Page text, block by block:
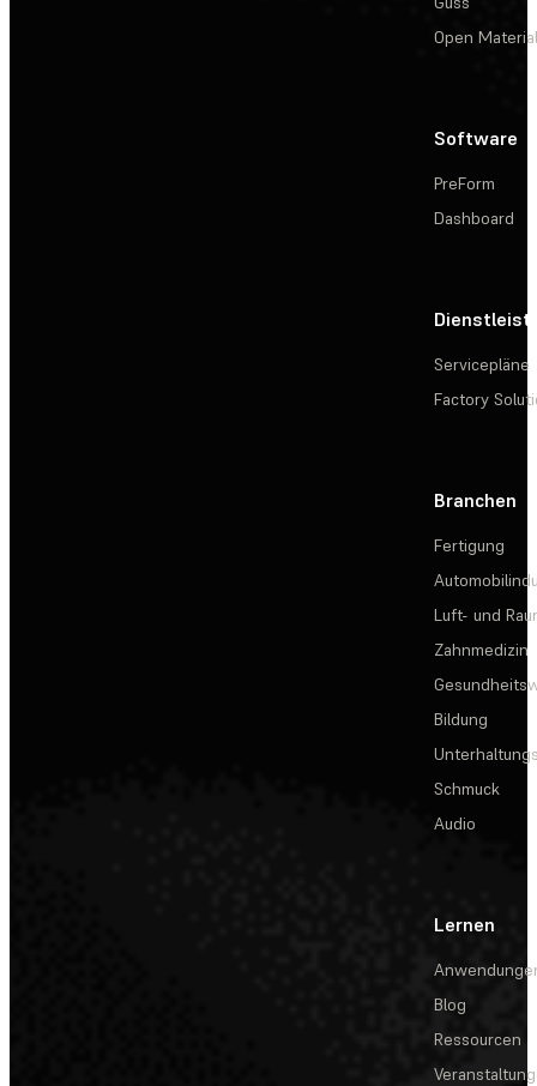
Open
Software
PreForm
Dashboard
Servicepläne
Factory
Branchen
Fertigung
Luft- und
Zahnmedizin
Bildung
Schmuck
Audio
Lernen
Blog
Ressourcen